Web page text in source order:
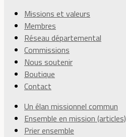
Missions et valeurs
Membres
Réseau départemental
Commissions
Nous soutenir
Boutique
Contact
Un élan missionnel commun
Ensemble en mission (articles)
Prier ensemble